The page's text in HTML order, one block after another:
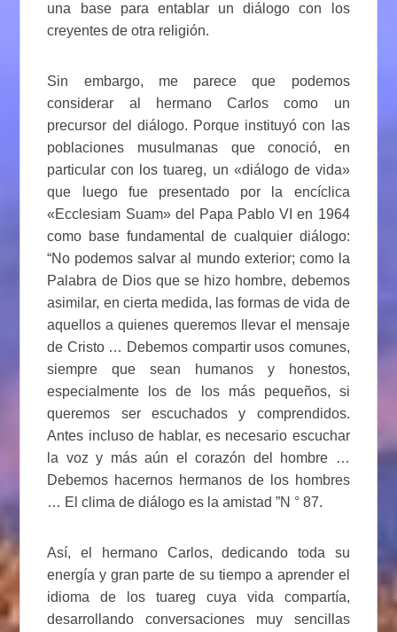
una base para entablar un diálogo con los
creyentes de otra religión.
Sin embargo, me parece que podemos
considerar al hermano Carlos como un
precursor del diálogo. Porque instituyó con las
poblaciones musulmanas que conoció, en
particular con los tuareg, un «diálogo de vida»
que luego fue presentado por la encíclica
«Ecclesiam Suam» del Papa Pablo VI en 1964
como base fundamental de cualquier diálogo:
“No podemos salvar al mundo exterior; como la
Palabra de Dios que se hizo hombre, debemos
asimilar, en cierta medida, las formas de vida de
aquellos a quienes queremos llevar el mensaje
de Cristo … Debemos compartir usos comunes,
siempre que sean humanos y honestos,
especialmente los de los más pequeños, si
queremos ser escuchados y comprendidos.
Antes incluso de hablar, es necesario escuchar
la voz y más aún el corazón del hombre …
Debemos hacernos hermanos de los hombres
… El clima de diálogo es la amistad ”N ° 87.
Así, el hermano Carlos, dedicando toda su
energía y gran parte de su tiempo a aprender el
idioma de los tuareg cuya vida compartía,
desarrollando conversaciones muy sencillas